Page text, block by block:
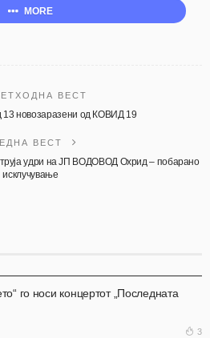
MORE
ВЕСТ
13 новозаразени од КОВИД 19
ВЕСТ
удри на ЈП ВОДОВОД Охрид – побарано
исклучување
го носи концертот „Последната
3